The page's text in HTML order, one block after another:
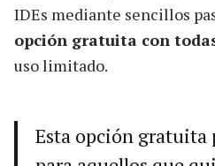
IDEs mediante sencillos
opción gratuita con
uso limitado.
Esta opción gratuita